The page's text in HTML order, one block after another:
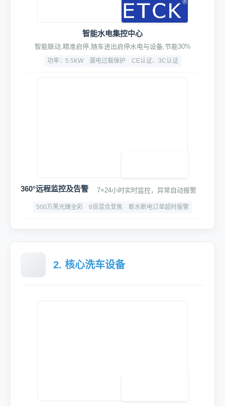
智能水电集控中心
智能联动,精准启停,随车进出启停水电与设备,节能30%
功率：5.5KW 漏电过载保护 CE认证、3C认证
360°远程监控及告警 7×24小时实时监控，异常自动报警
500万黑光臻全彩 6倍混合变焦 断水断电订单超时报警
2. 核心洗车设备